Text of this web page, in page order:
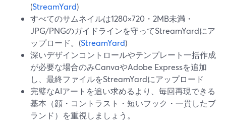
(StreamYard)
すべてのサムネイルは1280×720・2MB未満・
JPG/PNGのガイドラインを守ってStreamYardにア
ップロード。(StreamYard)
深いデザインコントロールやテンプレート一括作成
が必要な場合のみCanvaやAdobe Expressを追加
し、最終ファイルをStreamYardにアップロード
完璧なAIアートを追い求めるより、毎回再現できる
基本（顔・コントラスト・短いフック・一貫したブ
ランド）を重視しましょう。